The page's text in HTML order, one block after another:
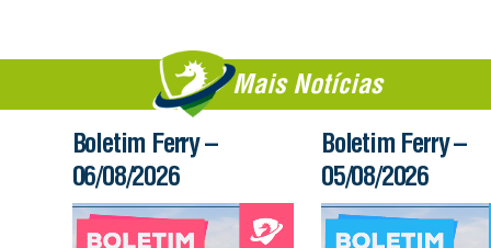
Mais Notícias
Boletim Ferry –
06/08/2026
Boletim Ferry –
05/08/2026